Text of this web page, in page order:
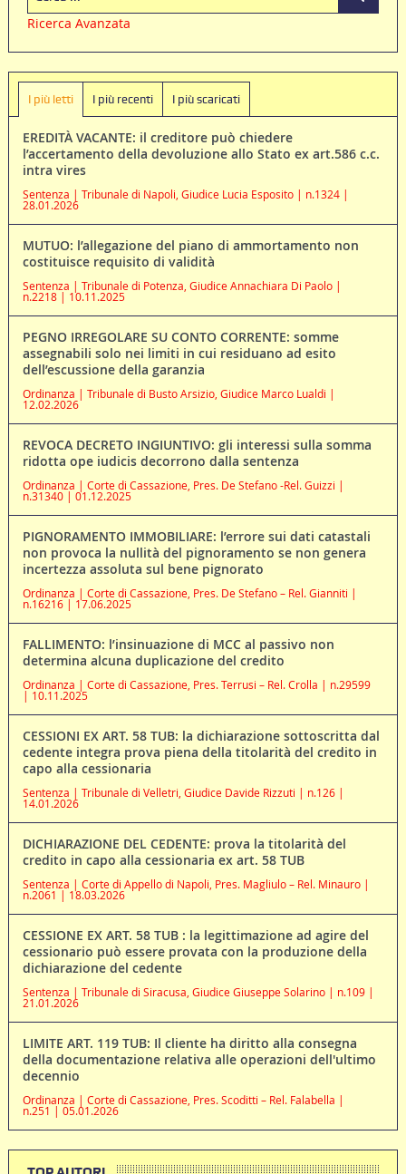
Ricerca Avanzata
I più letti I più recenti I più scaricati
EREDITÀ VACANTE: il creditore può chiedere
l’accertamento della devoluzione allo Stato ex art.586 c.c.
intra vires
Sentenza | Tribunale di Napoli, Giudice Lucia Esposito | n.1324 |
28.01.2026
MUTUO: l’allegazione del piano di ammortamento non
costituisce requisito di validità
Sentenza | Tribunale di Potenza, Giudice Annachiara Di Paolo |
n.2218 | 10.11.2025
PEGNO IRREGOLARE SU CONTO CORRENTE: somme
assegnabili solo nei limiti in cui residuano ad esito
dell’escussione della garanzia
Ordinanza | Tribunale di Busto Arsizio, Giudice Marco Lualdi |
12.02.2026
REVOCA DECRETO INGIUNTIVO: gli interessi sulla somma
ridotta ope iudicis decorrono dalla sentenza
Ordinanza | Corte di Cassazione, Pres. De Stefano -Rel. Guizzi |
n.31340 | 01.12.2025
PIGNORAMENTO IMMOBILIARE: l’errore sui dati catastali
non provoca la nullità del pignoramento se non genera
incertezza assoluta sul bene pignorato
Ordinanza | Corte di Cassazione, Pres. De Stefano – Rel. Gianniti |
n.16216 | 17.06.2025
FALLIMENTO: l’insinuazione di MCC al passivo non
determina alcuna duplicazione del credito
Ordinanza | Corte di Cassazione, Pres. Terrusi – Rel. Crolla | n.29599
| 10.11.2025
CESSIONI EX ART. 58 TUB: la dichiarazione sottoscritta dal
cedente integra prova piena della titolarità del credito in
capo alla cessionaria
Sentenza | Tribunale di Velletri, Giudice Davide Rizzuti | n.126 |
14.01.2026
DICHIARAZIONE DEL CEDENTE: prova la titolarità del
credito in capo alla cessionaria ex art. 58 TUB
Sentenza | Corte di Appello di Napoli, Pres. Magliulo – Rel. Minauro |
n.2061 | 18.03.2026
CESSIONE EX ART. 58 TUB : la legittimazione ad agire del
cessionario può essere provata con la produzione della
dichiarazione del cedente
Sentenza | Tribunale di Siracusa, Giudice Giuseppe Solarino | n.109 |
21.01.2026
LIMITE ART. 119 TUB: Il cliente ha diritto alla consegna
della documentazione relativa alle operazioni dell'ultimo
decennio
Ordinanza | Corte di Cassazione, Pres. Scoditti – Rel. Falabella |
n.251 | 05.01.2026